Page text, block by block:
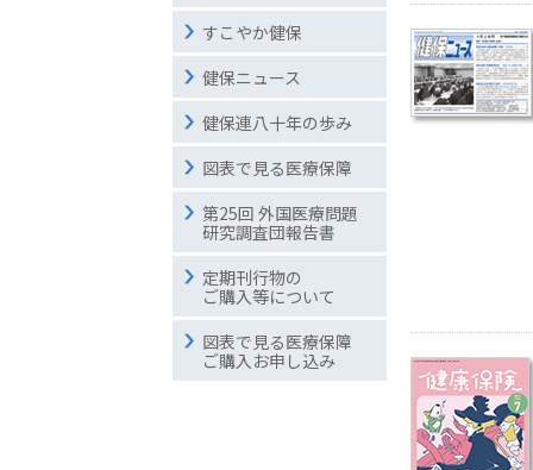
すこやか健保
健保ニュース
健保連八十年の歩み
図表で見る医療保障
第25回 外国医療問題
研究調査団報告書
定期刊行物の
ご購入等について
図表で見る医療保障
ご購入お申し込み